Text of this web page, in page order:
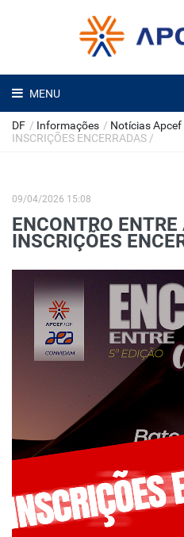
MENU
DF / Informações / Notícias Apcef
INSCRIÇÕES ENCERRADAS /
09/04/2026 15:08
ENCONTRO
INSCRIÇÕES